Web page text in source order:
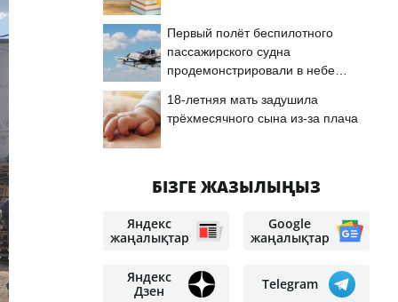
Первый полёт беспилотного
пассажирского судна
продемонстрировали в небе
18-летняя мать задушила
трёхмесячного сына из-за плача
БІЗГЕ ЖАЗЫЛЫҢЫЗ
Яндекс
жаңалықтар
Google
жаңалықтар
Яндекс
Дзен
Telegram